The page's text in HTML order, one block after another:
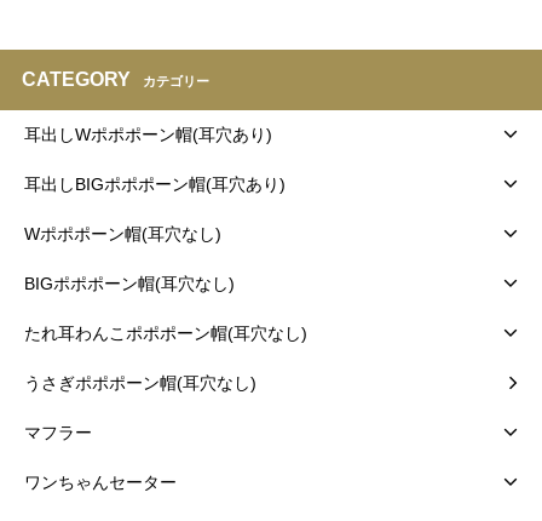
CATEGORY カテゴリー
耳出しWポポポーン帽(耳穴あり)
耳出しBIGポポポーン帽(耳穴あり)
Wポポポーン帽(耳穴なし)
BIGポポポーン帽(耳穴なし)
たれ耳わんこポポポーン帽(耳穴なし)
うさぎポポポーン帽(耳穴なし)
マフラー
ワンちゃんセーター